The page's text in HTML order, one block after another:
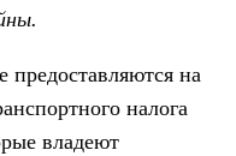
предоставляются на
налога
владеют